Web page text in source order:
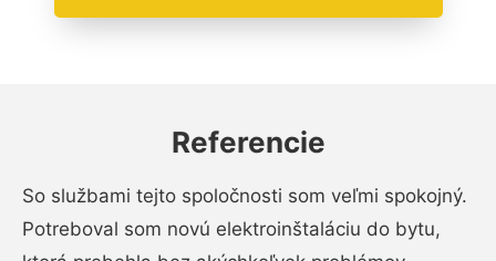
Referencie
So službami tejto spoločnosti som veľmi spokojný.
Potreboval som novú elektroinštaláciu do bytu,